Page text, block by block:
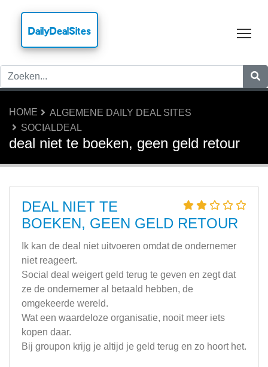
DailyDealSites
HOME
ALGEMENE DAILY DEAL SITES
SOCIALDEAL
deal niet te boeken, geen geld retour
DEAL NIET TE
BOEKEN, GEEN GELD RETOUR
Ik kan de deal niet uitvoeren omdat de ondernemer
niet reageert.
Social deal weigert geld terug te geven en zegt dat
ze de ondernemer al betaald hebben, de
omgekeerde wereld.
Wat een waardeloze organisatie, nooit meer iets
kopen daar.
Bij groupon krijg je altijd je geld terug en zo hoort het.